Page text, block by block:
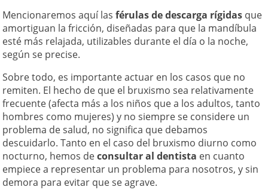
Mencionaremos aquí lasférulas de descarga rígidas que
amortiguan la fricción, diseñadas para que la mandíbula
esté más relajada, utilizables durante el día o la noche,
según se precise.
Sobre todo, es importante actuar en los casos que no
remiten. El hecho de que el bruxismo sea relativamente
frecuente (afecta más a los niños que a los adultos, tanto
hombres como mujeres) y no siempre se considere un
problema de salud, no significa que debamos
descuidarlo. Tanto en el caso del bruxismo diurno como
nocturno, hemos deconsultar al dentista en cuanto
empiece a representar un problema para nosotros, y sin
demora para evitar que se agrave.